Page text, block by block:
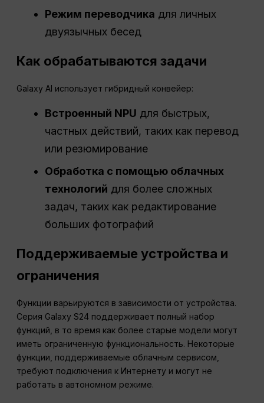
Режим переводчика для личных
двуязычных бесед
Как обрабатываются задачи
Galaxy AI использует гибридный конвейер:
Встроенный NPU для быстрых,
частных действий, таких как перевод
или резюмирование
Обработка с помощью облачных
технологий для более сложных
задач, таких как редактирование
больших фотографий
Поддерживаемые устройства и
ограничения
Функции варьируются в зависимости от устройства.
Серия Galaxy S24 поддерживает полный набор
функций, в то время как более старые модели могут
иметь ограниченную функциональность. Некоторые
функции, поддерживаемые облачным сервисом,
требуют подключения к Интернету и могут не
работать в автономном режиме.